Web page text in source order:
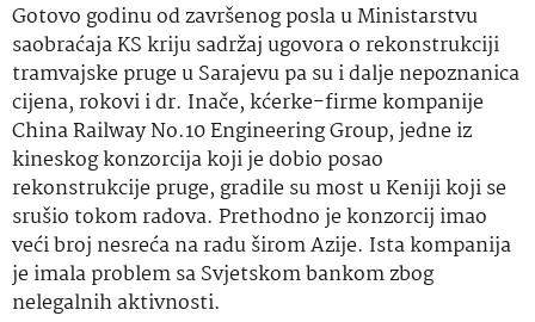
Gotovo godinu od završenog posla u Ministarstvu
saobraćaja KS kriju sadržaj ugovora o rekonstrukciji
tramvajske pruge u Sarajevu pa su i dalje nepoznanica
cijena, rokovi i dr. Inače, kćerke-firme kompanije
China Railway No.10 Engineering Group, jedne iz
kineskog konzorcija koji je dobio posao
rekonstrukcije pruge, gradile su most u Keniji koji se
srušio tokom radova. Prethodno je konzorcij imao
veći broj nesreća na radu širom Azije. Ista kompanija
je imala problem sa Svjetskom bankom zbog
nelegalnih aktivnosti.